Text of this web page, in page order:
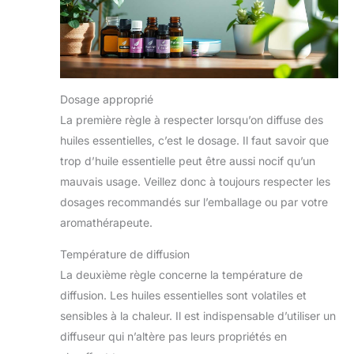
souhaitée et promouvoir
votre bien-être global.
Idée cadeau parfaite avec
un service client convivial
: Vous cherchez un cadeau
réfléchi ? Notre diffuseur
nordique compact est un
polyvalence, son design
puissants en font un
cadeau unique et précieux
qui suscitera la curiosité
de tous. De plus, notre
garantit une expérience
fluide et une satisfaction
client.
Dosage approprié
La première règle à respecter lorsqu’on diffuse des
huiles essentielles, c’est le dosage. Il faut savoir que
trop d’huile essentielle peut être aussi nocif qu’un
mauvais usage. Veillez donc à toujours respecter les
dosages recommandés sur l’emballage ou par votre
aromathérapeute.
Température de diffusion
La deuxième règle concerne la température de
diffusion. Les huiles essentielles sont volatiles et
sensibles à la chaleur. Il est indispensable d’utiliser un
diffuseur qui n’altère pas leurs propriétés en